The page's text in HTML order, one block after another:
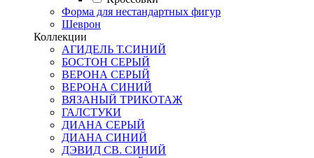
Форма для нестандартных фигур
Шеврон
Коллекции
АГИДЕЛЬ Т.СИНИЙ
БОСТОН СЕРЫЙ
ВЕРОНА СЕРЫЙ
ВЕРОНА СИНИЙ
ВЯЗАНЫЙ ТРИКОТАЖ
ГАЛСТУКИ
ДИАНА СЕРЫЙ
ДИАНА СИНИЙ
ДЭВИД СВ. СИНИЙ